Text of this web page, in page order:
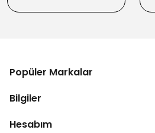
Popüler Markalar
Bilgiler
Hesabım